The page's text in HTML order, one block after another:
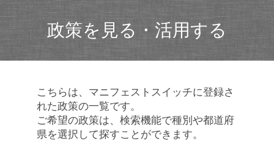
政策を見る・活用する
こちらは、マニフェストスイッチに登録さ
れた政策の一覧です。
ご希望の政策は、検索機能で種別や都道府
県を選択して探すことができます。